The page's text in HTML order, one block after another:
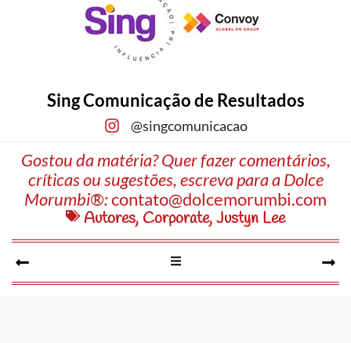
Sing Comunicação de Resultados
@singcomunicacao
Gostou da matéria? Quer fazer comentários,
críticas ou sugestões, escreva para a Dolce
Morumbi®:contato@dolcemorumbi.com
Autores, Corporate,Justyn Lee